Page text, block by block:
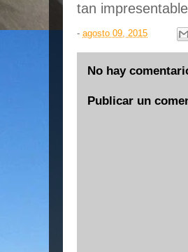
tan
- agosto 09, 2015
No hay
Publicar un